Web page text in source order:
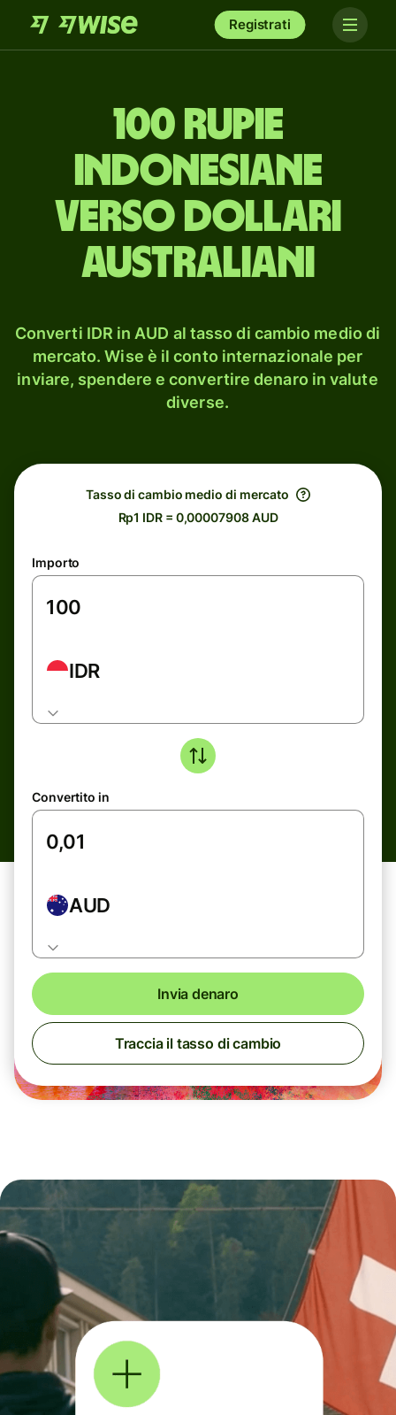
Registrati
100 rupie
indonesiane
verso dollari
australiani
Converti IDR in AUD al tasso di cambio medio di
mercato. Wise è il conto internazionale per
inviare, spendere e convertire denaro in valute
diverse.
Tasso di cambio medio di mercato
Rp1 IDR = 0,00007908 AUD
Importo
IDR
Convertito in
AUD
Invia denaro
Traccia il tasso di cambio